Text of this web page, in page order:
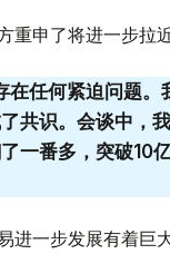
重申了将进一步拉
在任何紧迫问题
共识。会谈中，
一番多，突破10
进一步发展有着巨